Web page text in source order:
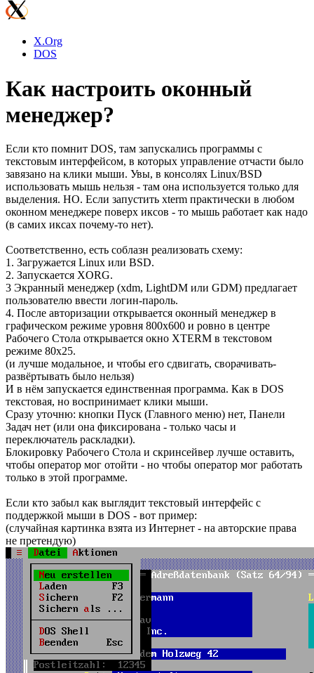
X.Org
DOS
Как настроить оконный
менеджер?
Если кто помнит DOS, там запускались программы с
текстовым интерфейсом, в которых управление отчасти было
завязано на клики мыши. Увы, в консолях Linux/BSD
использовать мышь нельзя - там она используется только для
выделения. НО. Если запустить xterm практически в любом
оконном менеджере поверх иксов - то мышь работает как надо
(в самих иксах почему-то нет).
Соответственно, есть соблазн реализовать схему:
1. Загружается Linux или BSD.
2. Запускается XORG.
3 Экранный менеджер (xdm, LightDM или GDM) предлагает
пользователю ввести логин-пароль.
4. После авторизации открывается оконный менеджер в
графическом режиме уровня 800x600 и ровно в центре
Рабочего Стола открывается окно XTERM в текстовом
режиме 80x25.
(и лучше модальное, и чтобы его сдвигать, сворачивать-
развёртывать было нельзя)
И в нём запускается единственная программа. Как в DOS
текстовая, но воспринимает клики мыши.
Сразу уточню: кнопки Пуск (Главного меню) нет, Панели
Задач нет (или она фиксирована - только часы и
переключатель раскладки).
Блокировку Рабочего Стола и скринсейвер лучше оставить,
чтобы оператор мог отойти - но чтобы оператор мог работать
только в этой программе.
Если кто забыл как выглядит текстовый интерфейс с
поддержкой мыши в DOS - вот пример:
(случайная картинка взята из Интернет - на авторские права
не претендую)